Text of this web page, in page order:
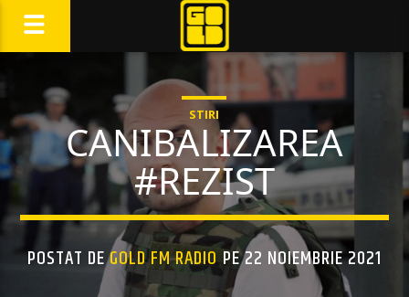
STIRI
CANIBALIZAREA
#REZIST
POSTAT DEGOLD FM RADIOPE 22 NOIEMBRIE 2021